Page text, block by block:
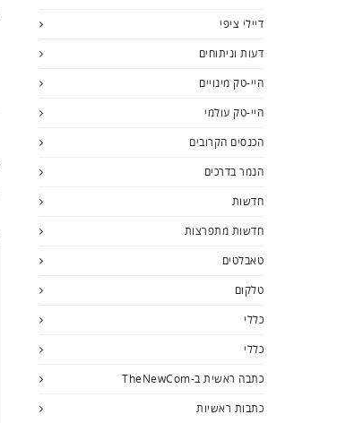
דיילי ציפי
דעות וניתוחים
היי-טק מינויים
היי-טק עולמי
הכנסים הקרובים
הנמר בדרכים
חדשות
חדשות מתפרצות
טאבלטים
טלקום
כללי
כללי
כתבה ראשית ב-TheNewCom
כתבות ראשיות